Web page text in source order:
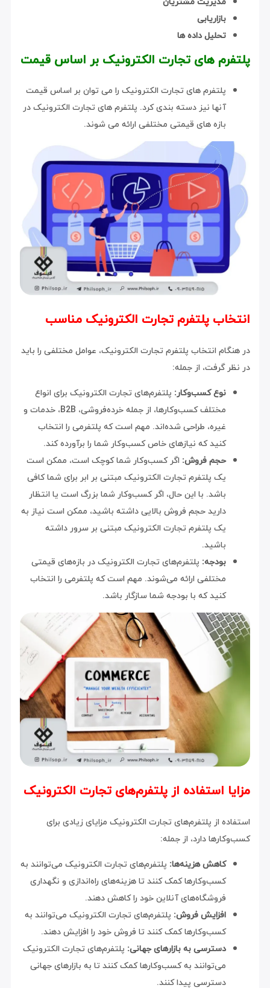
بازاریابی
تحلیل داده ها
پلتفرم های تجارت الکترونیک بر اساس قیمت
پلتفرم های تجارت الکترونیک را می توان بر اساس قیمت
آنها نیز دسته بندی کرد. پلتفرم های تجارت الکترونیک در
بازه های قیمتی مختلفی ارائه می شوند.
انتخاب پلتفرم تجارت الکترونیک مناسب
در هنگام انتخاب پلتفرم تجارت الکترونیک، عوامل مختلفی را باید
در نظر گرفت، از جمله:
نوع کسب‌وکار: پلتفرم‌های تجارت الکترونیک برای انواع
مختلف کسب‌وکارها، از جمله خرده‌فروشی، B2B، خدمات و
غیره، طراحی شده‌اند. مهم است که پلتفرمی را انتخاب
کنید که نیازهای خاص کسب‌وکار شما را برآورده کند.
حجم فروش: اگر کسب‌وکار شما کوچک است، ممکن است
یک پلتفرم تجارت الکترونیک مبتنی بر ابر برای شما کافی
باشد. با این حال، اگر کسب‌وکار شما بزرگ است یا انتظار
دارید حجم فروش بالایی داشته باشید، ممکن است نیاز به
یک پلتفرم تجارت الکترونیک مبتنی بر سرور داشته
باشید.
بودجه: پلتفرم‌های تجارت الکترونیک در بازه‌های قیمتی
مختلفی ارائه می‌شوند. مهم است که پلتفرمی را انتخاب
کنید که با بودجه شما سازگار باشد.
مزایا استفاده از پلتفرم‌های تجارت الکترونیک
استفاده از پلتفرم‌های تجارت الکترونیک مزایای زیادی برای
کسب‌وکارها دارد، از جمله:
کاهش هزینه‌ها: پلتفرم‌های تجارت الکترونیک می‌توانند به
کسب‌وکارها کمک کنند تا هزینه‌های راه‌اندازی و نگهداری
فروشگاه‌های آنلاین خود را کاهش دهند.
افزایش فروش: پلتفرم‌های تجارت الکترونیک می‌توانند به
کسب‌وکارها کمک کنند تا فروش خود را افزایش دهند.
دسترسی به بازارهای جهانی: پلتفرم‌های تجارت الکترونیک
می‌توانند به کسب‌وکارها کمک کنند تا به بازارهای جهانی
دسترسی پیدا کنند.